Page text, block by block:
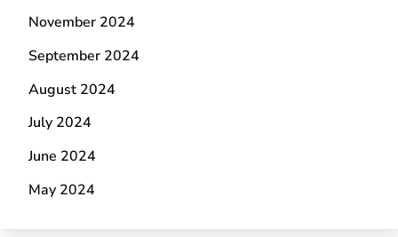
November 2024
September 2024
August 2024
July 2024
June 2024
May 2024